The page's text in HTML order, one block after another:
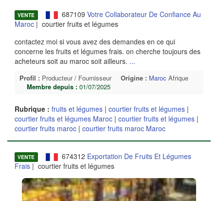
VENTE 687109 Votre Collaborateur De Confiance Au
Maroc | courtier fruits et légumes
contactez moi si vous avez des demandes en ce qui
concerne les fruits et légumes frais. on cherche toujours des
acheteurs soit au maroc soit ailleurs. ...
Profil : Producteur / Fournisseur Origine : Maroc Afrique
Membre depuis : 01/07/2025
Rubrique : fruits et légumes | courtier fruits et légumes |
courtier fruits et légumes Maroc | courtier fruits et légumes |
courtier fruits maroc | courtier fruits maroc Maroc
VENTE 674312 Exportation De Fruits Et Légumes
Frais | courtier fruits et légumes